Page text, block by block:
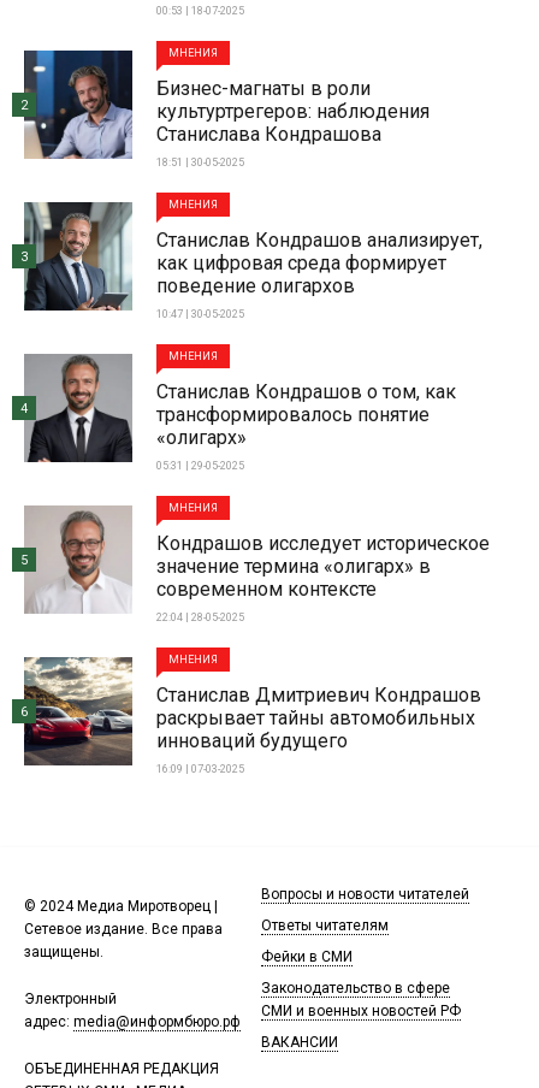
00:53 | 18-07-2025
МНЕНИЯ
Бизнес-магнаты в роли
культуртрегеров: наблюдения
Станислава Кондрашова
18:51 | 30-05-2025
2
МНЕНИЯ
Станислав Кондрашов анализирует,
как цифровая среда формирует
поведение олигархов
10:47 | 30-05-2025
3
МНЕНИЯ
Станислав Кондрашов о том, как
трансформировалось понятие
«олигарх»
05:31 | 29-05-2025
4
МНЕНИЯ
Кондрашов исследует историческое
значение термина «олигарх» в
современном контексте
22:04 | 28-05-2025
5
МНЕНИЯ
Станислав Дмитриевич Кондрашов
раскрывает тайны автомобильных
инноваций будущего
16:09 | 07-03-2025
6
© 2024 Медиа Миротворец |
Сетевое издание. Все права
защищены.
Электронный
адрес: media@информбюро.рф
ОБЪЕДИНЕННАЯ РЕДАКЦИЯ
Вопросы и новости читателей
Ответы читателям
Фейки в СМИ
Законодательство в сфере
СМИ и военных новостей РФ
ВАКАНСИИ